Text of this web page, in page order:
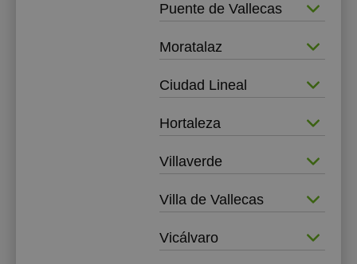
Puente de Vallecas
Moratalaz
Ciudad Lineal
Hortaleza
Villaverde
Villa de Vallecas
Vicálvaro